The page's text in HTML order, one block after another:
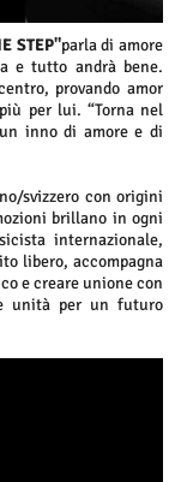
STEP"parla di amore
e tutto andrà bene.
provando amor
per lui. “Torna nel
inno di amore e di
svizzero con origini
brillano in ogni
internazionale,
libero, accompagna
e creare unione con
unità per un futuro